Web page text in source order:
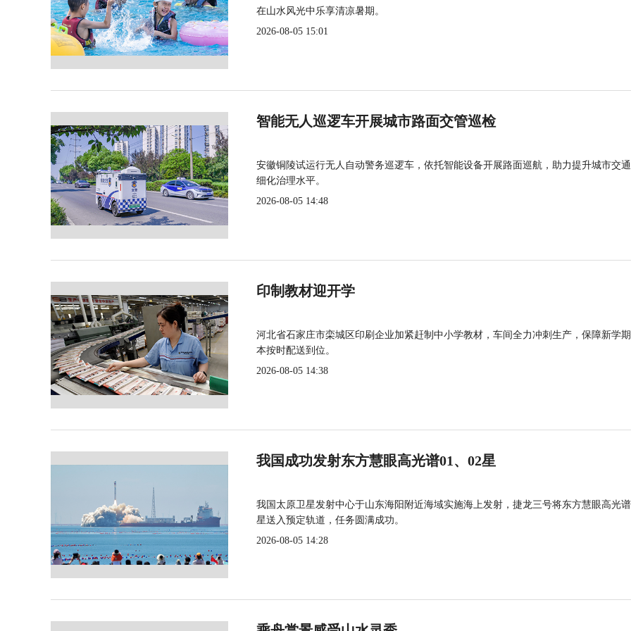
在山水风光中乐享清凉暑期。
2026-08-05 15:01
智能无人巡逻车开展城市路面交管巡检
安徽铜陵试运行无人自动警务巡逻车，依托智能设备开展路面巡航，助力提升城市交
细化治理水平。
2026-08-05 14:48
印制教材迎开学
河北省石家庄市栾城区印刷企业加紧赶制中小学教材，车间全力冲刺生产，保障新学
本按时配送到位。
2026-08-05 14:38
我国成功发射东方慧眼高光谱01、02星
我国太原卫星发射中心于山东海阳附近海域实施海上发射，捷龙三号将东方慧眼高光
星送入预定轨道，任务圆满成功。
2026-08-05 14:28